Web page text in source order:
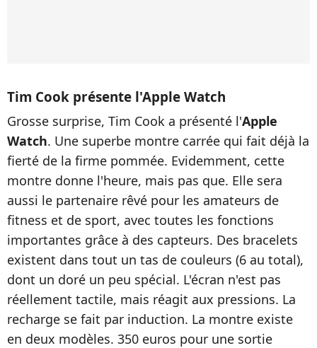
Tim Cook présente l'Apple Watch
Grosse surprise, Tim Cook a présenté l'Apple
Watch. Une superbe montre carrée qui fait déjà la
fierté de la firme pommée. Evidemment, cette
montre donne l'heure, mais pas que. Elle sera
aussi le partenaire rêvé pour les amateurs de
fitness et de sport, avec toutes les fonctions
importantes grâce à des capteurs. Des bracelets
existent dans tout un tas de couleurs (6 au total),
dont un doré un peu spécial. L'écran n'est pas
réellement tactile, mais réagit aux pressions. La
recharge se fait par induction. La montre existe
en deux modèles. 350 euros pour une sortie